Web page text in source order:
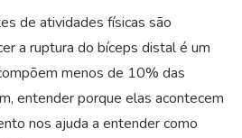
de atividades físicas são
a ruptura do bíceps distal é um
menos de 10% das
entender porque elas acontecem
nos ajuda a entender como